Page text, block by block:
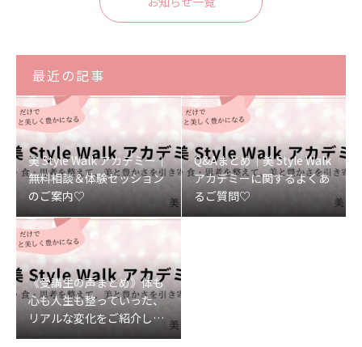
最近の記事
美 Style Walk アカデミー｜
無料相談＆体験セッション
のご案内♡
Q&Aまとめ｜美 Style Walk
アカデミーに関するよくあ
るご質問♡
《受講生の声まとめ》体も
心も人生も整っていった、
リアルな変化をご紹介しま
す♡